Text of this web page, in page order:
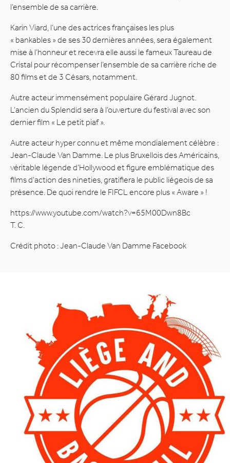
l’ensemble de sa carrière.
Karin Viard, l’une des actrices françaises les plus
« bankables » de ses 30 dernières années, sera également
mise à l’honneur et recevra elle aussi le fameux Taureau de
Cristal pour récompenser l’ensemble de sa carrière riche de
80 films et de 3 Césars, notamment.
Autre acteur immensément populaire Gérard Jugnot.
L’ancien du Splendid sera à l’ouverture du festival avec son
dernier film « Le petit piaf ».
Autre acteur hyper connu et même mondialement célèbre :
Jean-Claude Van Damme. Le plus Bruxellois des Américains,
véritable légende d’Hollywood et figure emblématique des
films d’action des nineties, gratifiera le public liégeois de sa
présence. De quoi rendre le FIFCL encore plus « Aware » !
https://www.youtube.com/watch?v=65M00Dwn8Bc
T. C.
Crédit photo : Jean-Claude Van Damme Facebook